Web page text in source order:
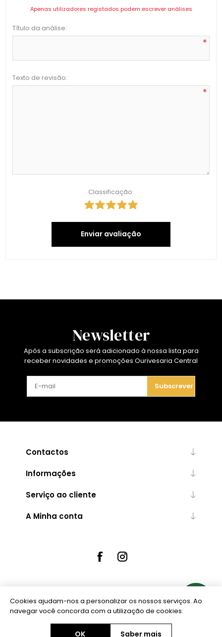
Apenas utilizadores registados podem escrever análises
Título da análise:
*
Texto de revisão:
*
Classificação:
Enviar avaliação
Newsletter
Após a subscrição será adicionado à nossa lista para
receber novidades e promoções Ourivesaria Central
Subscrever
Contactos
Informações
Serviço ao cliente
A Minha conta
Powered bynopCommerce
Cookies ajudam-nos a personalizar os nossos serviços. Ao
navegar você concorda com a utilização de cookies.
OK Saber mais